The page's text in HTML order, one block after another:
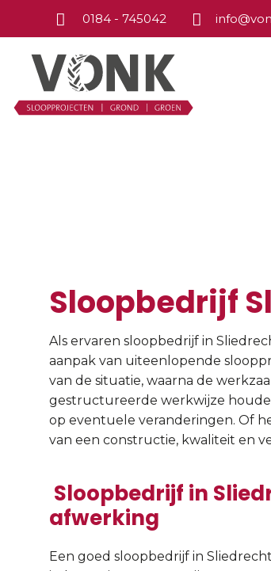
0184 - 745042
Sloopbedrijf
Als ervaren sloopbedrijf in
aanpak van uiteenlopende
van de situatie, waarna de
gestructureerde werkwijze
op eventuele veranderingen. Of
van een constructie, kwaliteit en
Sloopbedrijf in
afwerking
Een goed sloopbedrijf in